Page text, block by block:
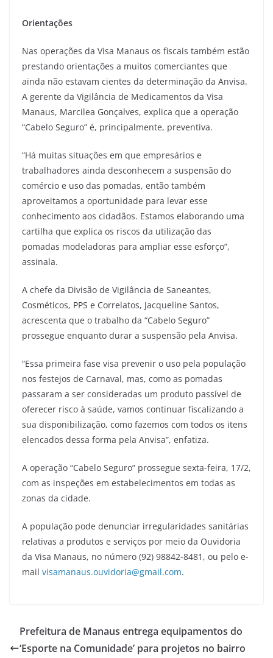
Orientações
Nas operações da Visa Manaus os fiscais também estão
prestando orientações a muitos comerciantes que
ainda não estavam cientes da determinação da Anvisa.
A gerente da Vigilância de Medicamentos da Visa
Manaus, Marcilea Gonçalves, explica que a operação
“Cabelo Seguro” é, principalmente, preventiva.
“Há muitas situações em que empresários e
trabalhadores ainda desconhecem a suspensão do
comércio e uso das pomadas, então também
aproveitamos a oportunidade para levar esse
conhecimento aos cidadãos. Estamos elaborando uma
cartilha que explica os riscos da utilização das
pomadas modeladoras para ampliar esse esforço”,
assinala.
A chefe da Divisão de Vigilância de Saneantes,
Cosméticos, PPS e Correlatos, Jacqueline Santos,
acrescenta que o trabalho da “Cabelo Seguro”
prossegue enquanto durar a suspensão pela Anvisa.
“Essa primeira fase visa prevenir o uso pela população
nos festejos de Carnaval, mas, como as pomadas
passaram a ser consideradas um produto passível de
oferecer risco à saúde, vamos continuar fiscalizando a
sua disponibilização, como fazemos com todos os itens
elencados dessa forma pela Anvisa”, enfatiza.
A operação “Cabelo Seguro” prossegue sexta-feira, 17/2,
com as inspeções em estabelecimentos em todas as
zonas da cidade.
A população pode denunciar irregularidades sanitárias
relativas a produtos e serviços por meio da Ouvidoria
da Visa Manaus, no número (92) 98842-8481, ou pelo e-
mail visamanaus.ouvidoria@gmail.com.
Prefeitura de Manaus entrega equipamentos do
‘Esporte na Comunidade’ para projetos no bairro